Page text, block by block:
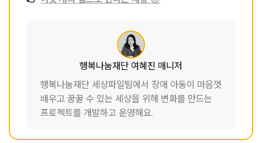
행복나눔재단 여혜진 매니저
행복나눔재단 세상파일팀에서 장애 아동이 마음껏
배우고 꿈꿀 수 있는 세상을 위해 변화를 만드는
프로젝트를 개발하고 운영해요.